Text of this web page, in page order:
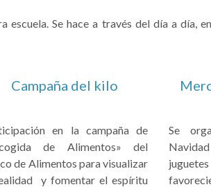
Se hace a través del día a día,
Campaña del kilo
en la campaña de
de Alimentos» del
de Alimentos para visualizar
y fomentar el espíritu
Se